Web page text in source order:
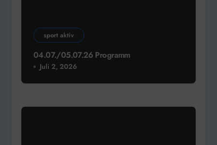
sport aktiv
04.07./05.07.26 Programm
Juli 2, 2026